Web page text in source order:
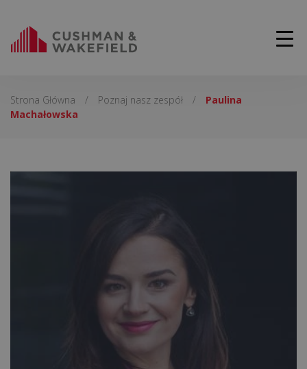
Strona Główna / Poznaj nasz zespół /
Paulina
Machałowska